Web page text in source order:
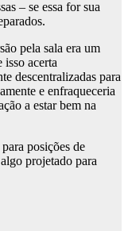
– se essa for sua
pela sala era um
isso acerta
descentralizadas para
e enfraqueceria
a estar bem na
posições de
projetado para